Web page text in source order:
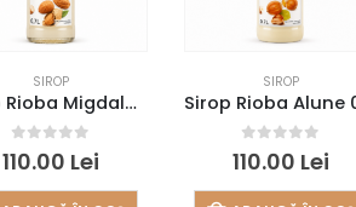
SIROP
Sirop Rioba Migdale 0.7l
0out of 5
110.00 Lei
SIROP
0out of 5
110.00 Lei